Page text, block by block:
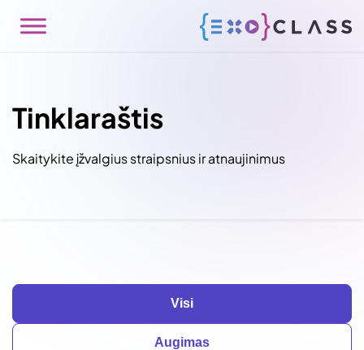
Tinklaraštis
Skaitykite įžvalgius straipsnius ir atnaujinimus
Visi
Augimas